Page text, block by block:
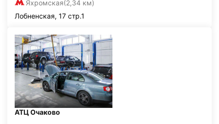
Яхромская(2,34 км)
Лобненская, 17 стр.1
АТЦ Очаково